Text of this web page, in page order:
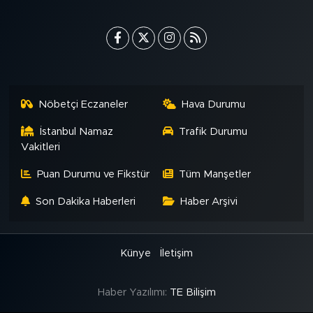
Nöbetçi Eczaneler Hava Durumu
İstanbul Namaz
Vakitleri
Trafik Durumu
Puan Durumu ve Fikstür Tüm Manşetler
Son Dakika Haberleri Haber Arşivi
Künye İletişim
Haber Yazılımı: TE Bilişim
FOTO GALERİ
ALINTI YAZARLAR
SOSYAL MEDYA